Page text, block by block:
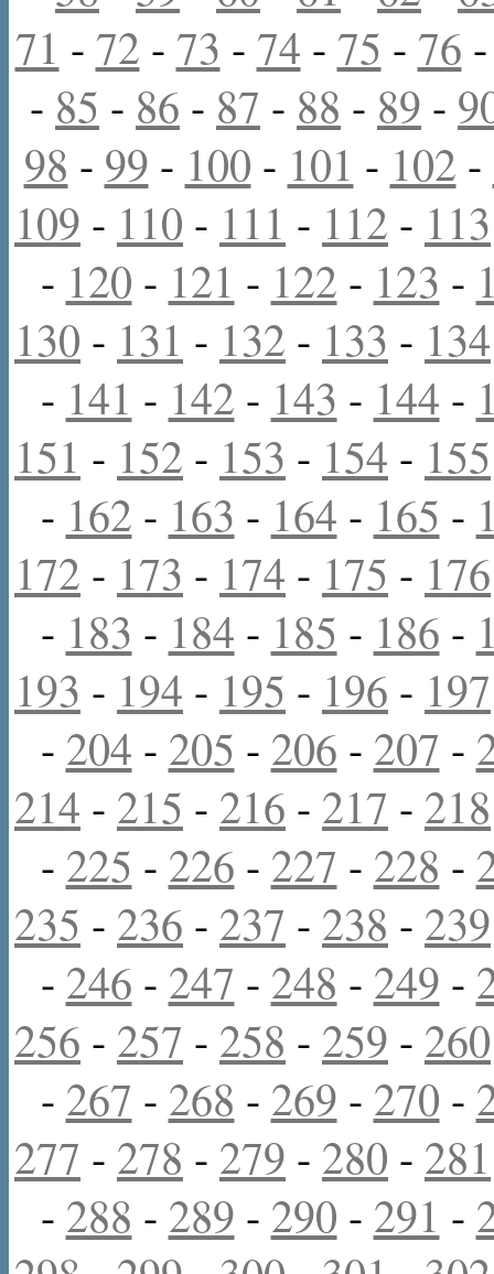
71 - 72 - 73 - 74 - 75 - 76
- 85 - 86 - 87 - 88 - 89 -
98 - 99 - 100 - 101 - 102 -
109 - 110 - 111 - 112 - 113
- 120 - 121 - 122 - 123 -
130 - 131 - 132 - 133 - 134
- 141 - 142 - 143 - 144 -
151 - 152 - 153 - 154 - 155
- 162 - 163 - 164 - 165 -
172 - 173 - 174 - 175 - 176
- 183 - 184 - 185 - 186 -
193 - 194 - 195 - 196 - 197
- 204 - 205 - 206 - 207 -
214 - 215 - 216 - 217 - 218
- 225 - 226 - 227 - 228 -
235 - 236 - 237 - 238 - 239
- 246 - 247 - 248 - 249 -
256 - 257 - 258 - 259 - 260
- 267 - 268 - 269 - 270 -
277 - 278 - 279 - 280 - 281
- 288 - 289 - 290 - 291 -